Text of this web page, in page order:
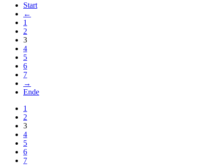
Start
←
1
2
3
4
5
6
7
→
Ende
1
2
3
4
5
6
7